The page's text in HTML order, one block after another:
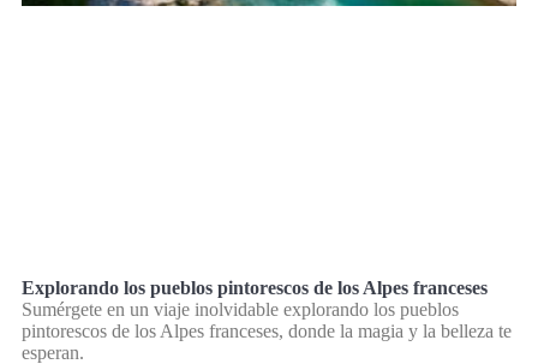
Explorando los pueblos pintorescos de los Alpes franceses
Sumérgete en un viaje inolvidable explorando los pueblos
pintorescos de los Alpes franceses, donde la magia y la belleza te
esperan.